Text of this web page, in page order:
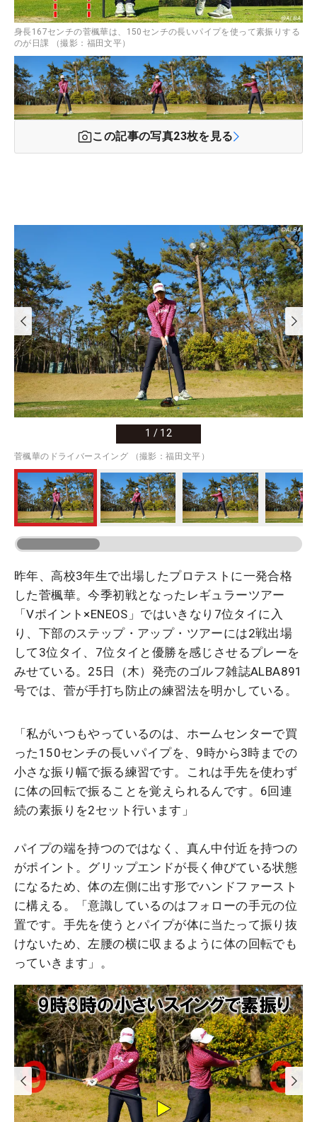
身長167センチの菅楓華は、150センチの長いパイプを使って素振りする
のが日課 （撮影：福田文平）
この記事の写真23枚を見る
1 / 12
菅楓華のドライバースイング （撮影：福田文平）
昨年、高校3年生で出場したプロテストに一発合格
した菅楓華。今季初戦となったレギュラーツアー
「Vポイント×ENEOS」ではいきなり7位タイに入
り、下部のステップ・アップ・ツアーには2戦出場
して3位タイ、7位タイと優勝を感じさせるプレーを
みせている。25日（木）発売のゴルフ雑誌ALBA891
号では、菅が手打ち防止の練習法を明かしている。
「私がいつもやっているのは、ホームセンターで買
った150センチの長いパイプを、9時から3時までの
小さな振り幅で振る練習です。これは手先を使わず
に体の回転で振ることを覚えられるんです。6回連
続の素振りを2セット行います」
パイプの端を持つのではなく、真ん中付近を持つの
がポイント。グリップエンドが長く伸びている状態
になるため、体の左側に出す形でハンドファースト
に構える。「意識しているのはフォローの手元の位
置です。手先を使うとパイプが体に当たって振り抜
けないため、左腰の横に収まるように体の回転でも
っていきます」。